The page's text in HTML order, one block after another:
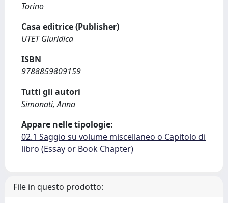
Torino
Casa editrice (Publisher)
UTET Giuridica
ISBN
9788859809159
Tutti gli autori
Simonati, Anna
Appare nelle tipologie:
02.1 Saggio su volume miscellaneo o Capitolo di
libro (Essay or Book Chapter)
File in questo prodotto: